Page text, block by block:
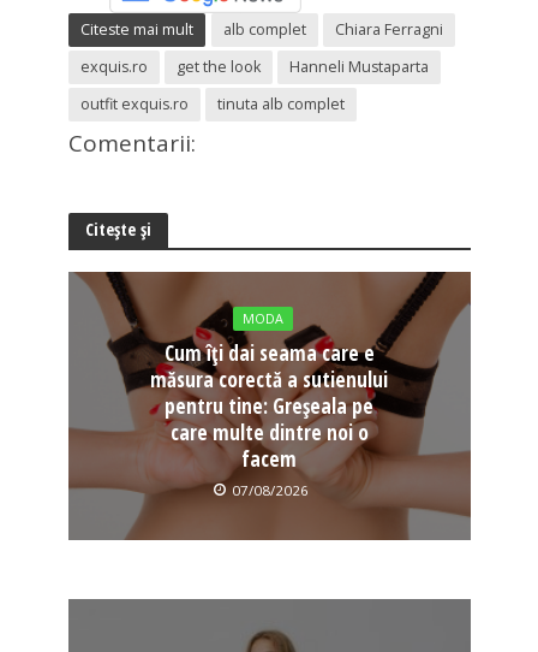
Citeste mai mult alb complet
Chiara Ferragni
exquis.ro
get the look
Hanneli Mustaparta
outfit exquis.ro
tinuta alb complet
Comentarii:
Citește și
MODA
Cum îți dai seama care e
măsura corectă a sutienului
pentru tine: Greșeala pe
care multe dintre noi o
facem
07/08/2026